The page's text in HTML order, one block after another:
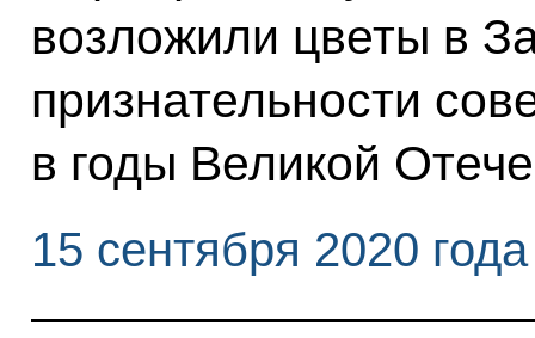
возложили цветы в
признательности
в годы Великой
15 сентября 2020 года